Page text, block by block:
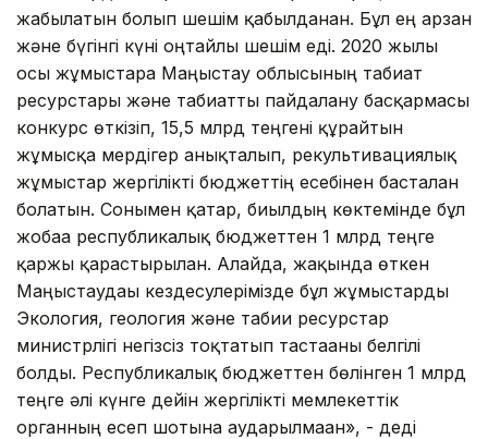
жабылатын болып шешім қабылданған. Бұл ең арзан
және бүгінгі күні оңтайлы шешім еді. 2020 жылы
осы жұмыстарға Маңғыстау облысының табиғат
ресурстары және табиғатты пайдалану басқармасы
конкурс өткізіп, 15,5 млрд теңгені құрайтын
жұмысқа мердігер анықталып, рекультивациялық
жұмыстар жергілікті бюджеттің есебінен басталған
болатын. Сонымен қатар, биылдың көктемінде бұл
жобаға республикалық бюджеттен 1 млрд теңге
қаржы қарастырылған. Алайда, жақында өткен
Маңғыстаудағы кездесулерімізде бұл жұмыстарды
Экология, геология және табиғи ресурстар
министрлігі негізсіз тоқтатып тастағаны белгілі
болды. Республикалық бюджеттен бөлінген 1 млрд
теңге әлі күнге дейін жергілікті мемлекеттік
органның есеп шотына аударылмаған», - деді